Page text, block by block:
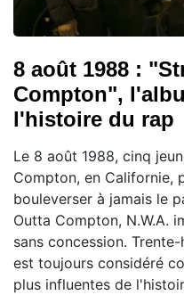
8 août 1988 :
Compton",
l'histoire du rap
Le 8 août 1988, cinq
Compton, en Californie,
bouleverser à jamais le
Outta Compton, N.W.A.
sans concession.
est toujours considéré
plus influentes de